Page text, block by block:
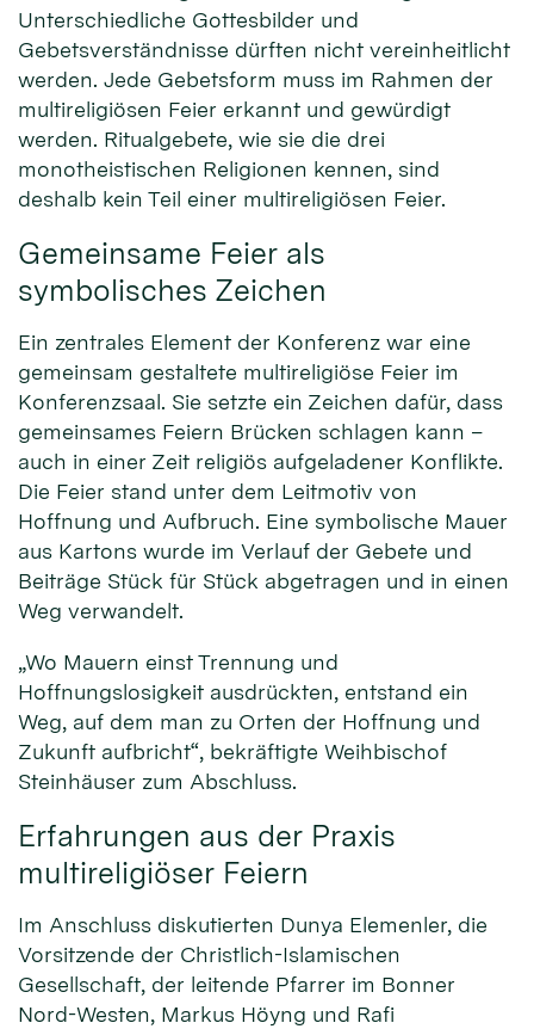
Unterschiedliche Gottesbilder und
Gebetsverständnisse dürften nicht vereinheitlicht
werden. Jede Gebetsform muss im Rahmen der
multireligiösen Feier erkannt und gewürdigt
werden. Ritualgebete, wie sie die drei
monotheistischen Religionen kennen, sind
deshalb kein Teil einer multireligiösen Feier.
Gemeinsame Feier als
symbolisches Zeichen
Ein zentrales Element der Konferenz war eine
gemeinsam gestaltete multireligiöse Feier im
Konferenzsaal. Sie setzte ein Zeichen dafür, dass
gemeinsames Feiern Brücken schlagen kann –
auch in einer Zeit religiös aufgeladener Konflikte.
Die Feier stand unter dem Leitmotiv von
Hoffnung und Aufbruch. Eine symbolische Mauer
aus Kartons wurde im Verlauf der Gebete und
Beiträge Stück für Stück abgetragen und in einen
Weg verwandelt.
„Wo Mauern einst Trennung und
Hoffnungslosigkeit ausdrückten, entstand ein
Weg, auf dem man zu Orten der Hoffnung und
Zukunft aufbricht“, bekräftigte Weihbischof
Steinhäuser zum Abschluss.
Erfahrungen aus der Praxis
multireligiöser Feiern
Im Anschluss diskutierten Dunya Elemenler, die
Vorsitzende der Christlich-Islamischen
Gesellschaft, der leitende Pfarrer im Bonner
Nord-Westen, Markus Höyng und Rafi